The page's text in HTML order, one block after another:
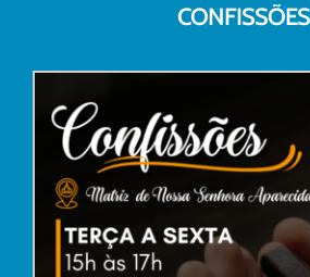
CONFISSÕES